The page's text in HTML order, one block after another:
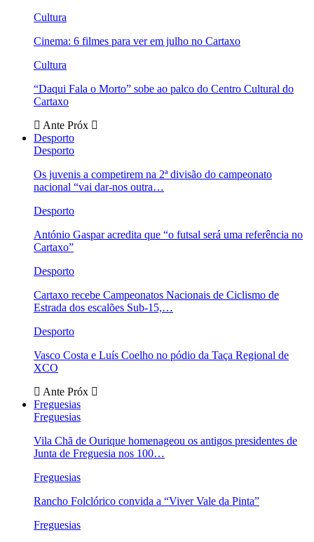
Cultura
Cinema: 6 filmes para ver em julho no Cartaxo
Cultura
“Daqui Fala o Morto” sobe ao palco do Centro Cultural do
Cartaxo
Ante Próx
Desporto
Desporto
Os juvenis a competirem na 2ª divisão do campeonato
nacional “vai dar-nos outra…
Desporto
António Gaspar acredita que “o futsal será uma referência no
Cartaxo”
Desporto
Cartaxo recebe Campeonatos Nacionais de Ciclismo de
Estrada dos escalões Sub-15,…
Desporto
Vasco Costa e Luís Coelho no pódio da Taça Regional de
XCO
Ante Próx
Freguesias
Freguesias
Vila Chã de Ourique homenageou os antigos presidentes de
Junta de Freguesia nos 100…
Freguesias
Rancho Folclórico convida a “Viver Vale da Pinta”
Freguesias